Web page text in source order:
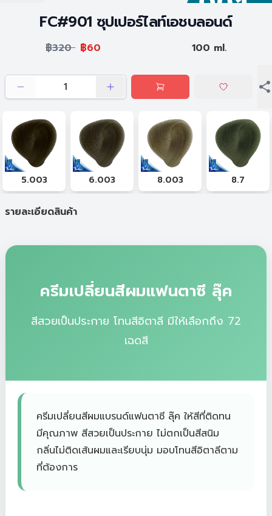
FC#901 ซุปเปอร์ไลท์เอชบลอนด์
฿320 ฿60 100 ml.
5.003 6.003 8.003 8.7
รายละเอียดสินค้า
ครีมเปลี่ยนสีผมแฟนตาซี ลุ๊ค
สีสวยเป็นประกาย โทนสีอิตาลี มีให้เลือกถึง 72
เฉดสี
ครีมเปลี่ยนสีผมแบรนด์แฟนตาซี ลุ๊ค ให้สีที่ติดทน
มีคุณภาพ สีสวยเป็นประกาย ไม่ตกเป็นสีสนิม
กลิ่นไม่ติดเส้นผมและเรียบนุ่ม มอบโทนสีอิตาลีตาม
ที่ต้องการ